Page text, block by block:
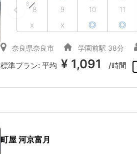
8
8
x
9
x
10
◎
11
◎
奈良県奈良市 学園前駅 38分
標準プラン:平均 ¥ 1,091 /時間
町屋 河京富月